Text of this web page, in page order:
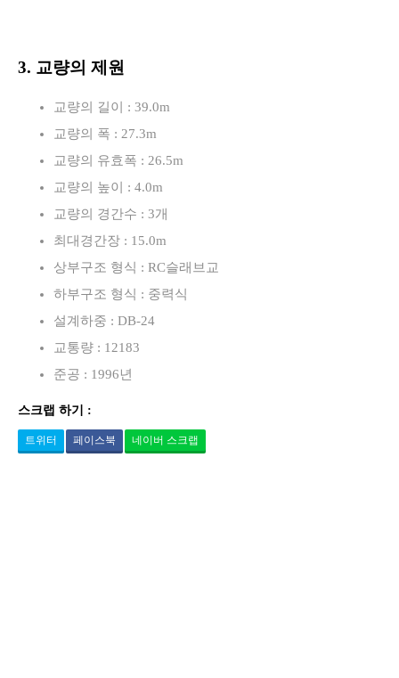
3. 교량의 제원
교량의 길이 : 39.0m
교량의 폭 : 27.3m
교량의 유효폭 : 26.5m
교량의 높이 : 4.0m
교량의 경간수 : 3개
최대경간장 : 15.0m
상부구조 형식 : RC슬래브교
하부구조 형식 : 중력식
설계하중 : DB-24
교통량 : 12183
준공 : 1996년
스크랩 하기 :
트위터 페이스북 네이버 스크랩